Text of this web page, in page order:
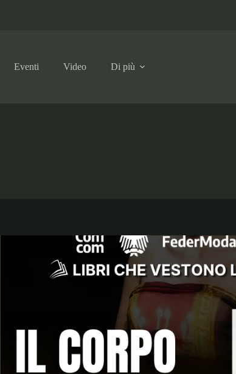
Eventi Video Di più